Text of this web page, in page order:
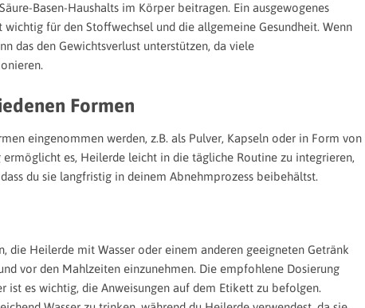
Basen-Haushalts im Körper beitragen. Ein ausgewogenes
wichtig für den Stoffwechsel und die allgemeine Gesundheit. Wenn
das den Gewichtsverlust unterstützen, da viele
Formen
eingenommen werden, z.B. als Pulver, Kapseln oder in Form von
es, Heilerde leicht in die tägliche Routine zu integrieren,
du sie langfristig in deinem Abnehmprozess beibehältst.
die Heilerde mit Wasser oder einem anderen geeigneten Getränk
vor den Mahlzeiten einzunehmen. Die empfohlene Dosierung
ist es wichtig, die Anweisungen auf dem Etikett zu befolgen.